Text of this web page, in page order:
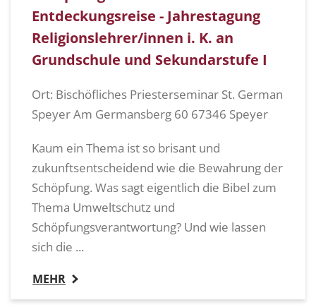
Entdeckungsreise - Jahrestagung
Religionslehrer/innen i. K. an
Grundschule und Sekundarstufe I
Ort: Bischöfliches Priesterseminar St. German
Speyer Am Germansberg 60 67346 Speyer
Kaum ein Thema ist so brisant und
zukunftsentscheidend wie die Bewahrung der
Schöpfung. Was sagt eigentlich die Bibel zum
Thema Umweltschutz und
Schöpfungsverantwortung? Und wie lassen
sich die ...
MEHR